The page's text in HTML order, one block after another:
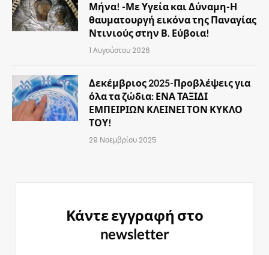
Μήνα! -Με Υγεία και Δύναμη-Η
θαυματουργή εικόνα της Παναγίας
Ντινιούς στην Β. Εύβοια!
1 Αυγούστου 2026
Δεκέμβριος 2025-Προβλέψεις για
όλα τα ζώδια: ΕΝΑ ΤΑΞΙΔΙ
ΕΜΠΕΙΡΙΩΝ ΚΛΕΙΝΕΙ ΤΟΝ ΚΥΚΛΟ
ΤΟΥ!
29 Νοεμβρίου 2025
Κάντε εγγραφή στο
newsletter